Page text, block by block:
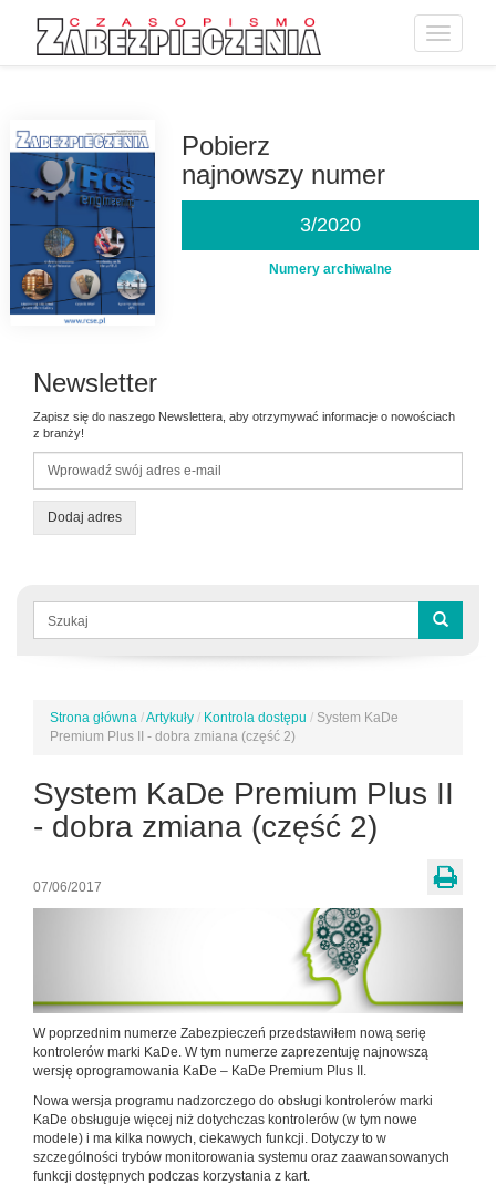
Toggle
Pobierz
najnowszy numer
3/2020
Numery archiwalne
Newsletter
Zapisz się do naszego Newslettera, aby otrzymywać informacje o nowościach
z branży!
Dodaj adres
Formularz
wyszukiwania
Jesteś
tutaj
Strona główna /Artykuły / Kontrola dostępu / System KaDe
Premium Plus II - dobra zmiana (część 2)
System KaDe Premium Plus II
- dobra zmiana (część 2)
07/06/2017
W poprzednim numerze Zabezpieczeń przedstawiłem nową serię
kontrolerów marki KaDe. W tym numerze zaprezentuję najnowszą
wersję oprogramowania KaDe – KaDe Premium Plus II.
Nowa wersja programu nadzorczego do obsługi kontrolerów marki
KaDe obsługuje więcej niż dotychczas kontrolerów (w tym nowe
modele) i ma kilka nowych, ciekawych funkcji. Dotyczy to w
szczególności trybów monitorowania systemu oraz zaawansowanych
funkcji dostępnych podczas korzystania z kart.